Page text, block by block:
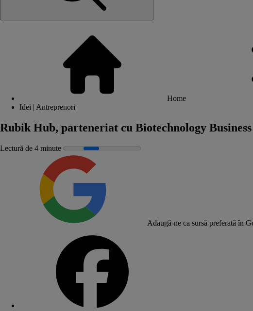
Home
Idei | Antreprenori
Rubik Hub, parteneriat cu Biotechnology
Lectură de 4 minute
Adaugă-ne ca sursă preferată în